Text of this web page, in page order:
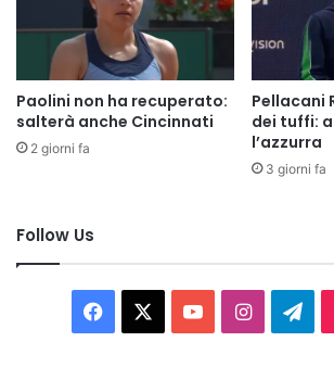
Paolini non ha recuperato:
salterà anche Cincinnati
2 giorni fa
Pellacani
dei tuffi:
l’azzurra
3 giorni fa
Follow Us
Facebook You